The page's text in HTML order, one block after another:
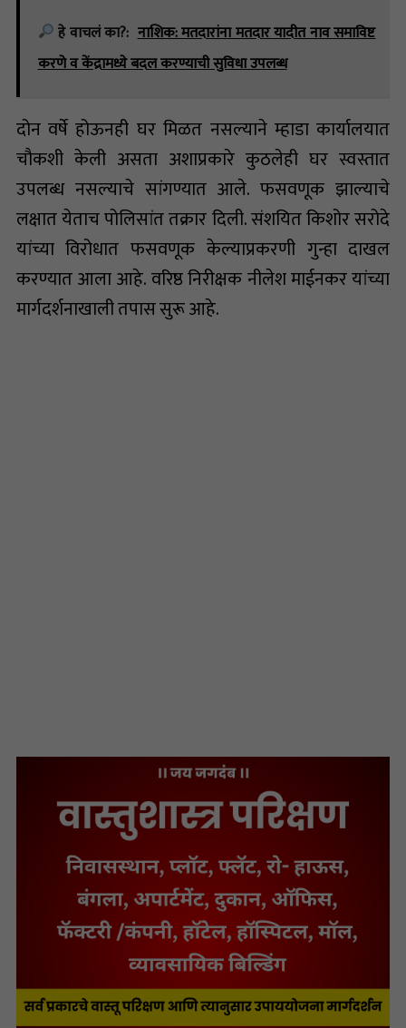
हे वाचलं का?: नाशिक: मतदारांना मतदार यादीत नाव समाविष्ट
करणे व केंद्रामध्ये बदल करण्याची सुविधा उपलब्ध
दोन वर्षे होऊनही घर मिळत नसल्याने म्हाडा कार्यालयात
चौकशी केली असता अशाप्रकारे कुठलेही घर स्वस्तात
उपलब्ध नसल्याचे सांगण्यात आले. फसवणूक झाल्याचे
लक्षात येताच पोलिसांत तक्रार दिली. संशयित किशोर सरोदे
यांच्या विरोधात फसवणूक केल्याप्रकरणी गुन्हा दाखल
करण्यात आला आहे. वरिष्ठ निरीक्षक नीलेश माईनकर यांच्या
मार्गदर्शनाखाली तपास सुरू आहे.